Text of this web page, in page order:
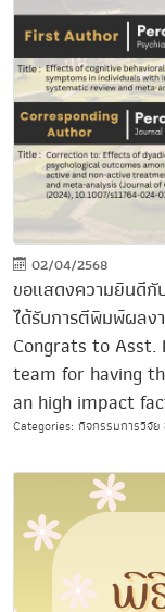
02/04/2568
ขอแสดงความยินดี
ได้รับการตีพิมพ์ผลง
Congrats to Asst.
team for having
an high impact
Categories: กิจกรรมการวิจั